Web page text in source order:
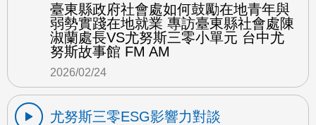
臺東縣政府社會處如何鼓勵在地青年與
弱勢實踐在地就業 專訪臺東縣社會處陳
淑蘭處長VS尤努斯三零小單元 台中尤
努斯故事館 FM AM
2026/02/24
尤努斯三零ESG影響力對談